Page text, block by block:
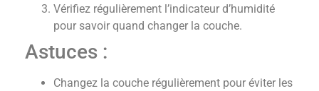
Vérifiez régulièrement l’indicateur d’humidité
pour savoir quand changer la couche.
Astuces :
Changez la couche régulièrement pour éviter les